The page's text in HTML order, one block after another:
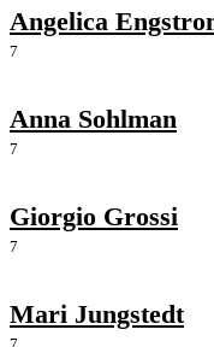
Angelica
7
Anna Sohlman
7
Giorgio Grossi
7
Mari Jungstedt